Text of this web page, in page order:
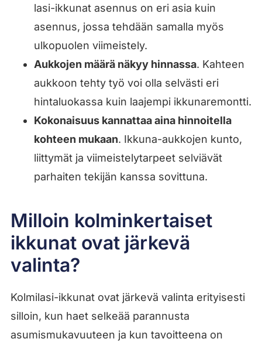
lasi-ikkunat asennus on eri asia kuin
asennus, jossa tehdään samalla myös
ulkopuolen viimeistely.
Aukkojen määrä näkyy hinnassa. Kahteen
aukkoon tehty työ voi olla selvästi eri
hintaluokassa kuin laajempi ikkunaremontti.
Kokonaisuus kannattaa aina hinnoitella
kohteen mukaan. Ikkuna-aukkojen kunto,
liittymät ja viimeistelytarpeet selviävät
parhaiten tekijän kanssa sovittuna.
Milloin kolminkertaiset
ikkunat ovat järkevä
valinta?
Kolmilasi-ikkunat ovat järkevä valinta erityisesti
silloin, kun haet selkeää parannusta
asumismukavuuteen ja kun tavoitteena on